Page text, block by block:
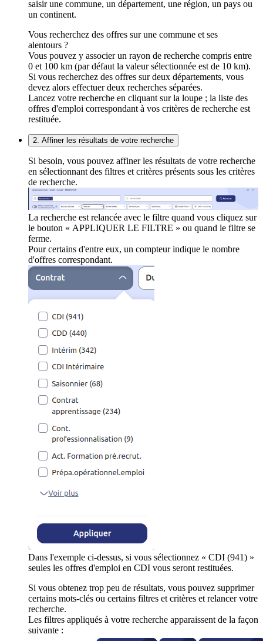
saisir une commune, un département, une région, un pays ou
un continent.
Vous recherchez des offres sur une commune et ses
alentours ?
Vous pouvez y associer un rayon de recherche compris entre
0 et 100 km (par défaut la valeur sélectionnée est de 10 km).
Si vous recherchez des offres sur deux départements, vous
devez alors effectuer deux recherches séparées.
Lancez votre recherche en cliquant sur la loupe ; la liste des
offres d'emploi correspondant à vos critères de recherche est
restituée.
2. Affiner les résultats de votre recherche
Si besoin, vous pouvez affiner les résultats de votre recherche
en sélectionnant des filtres et critères présents sous les critères
de recherche.
La recherche est relancée avec le filtre quand vous cliquez sur
le bouton « APPLIQUER LE FILTRE » ou quand le filtre se
ferme.
Pour certains d'entre eux, un compteur indique le nombre
d'offres correspondant.
Dans l'exemple ci-dessus, si vous sélectionnez « CDI (941) »
seules les offres d'emploi en CDI vous seront restituées.
Si vous obtenez trop peu de résultats, vous pouvez supprimer
certains mots-clés ou certains filtres et critères et relancer votre
recherche.
Les filtres appliqués à votre recherche apparaissent de la façon
suivante :